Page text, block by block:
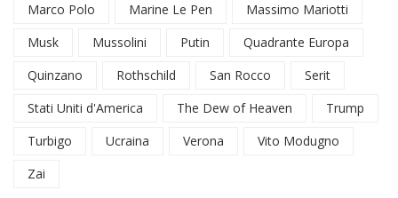
Marco Polo
Marine Le Pen
Massimo Mariotti
Musk
Mussolini Putin
Quadrante Europa
Quinzano
Rothschild San Rocco
Serit
Stati Uniti d'America
The Dew of Heaven
Trump
Turbigo
Ucraina Verona
Vito Modugno
Zai